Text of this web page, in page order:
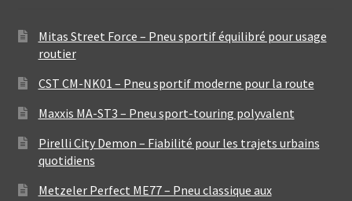
Mitas Street Force – Pneu sportif équilibré pour usage
routier
CST CM-NK01 – Pneu sportif moderne pour la route
Maxxis MA-ST3 – Pneu sport-touring polyvalent
Pirelli City Demon – Fiabilité pour les trajets urbains
quotidiens
Metzeler Perfect ME77 – Pneu classique aux